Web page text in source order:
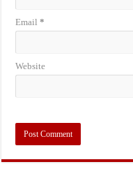
Email*
Website